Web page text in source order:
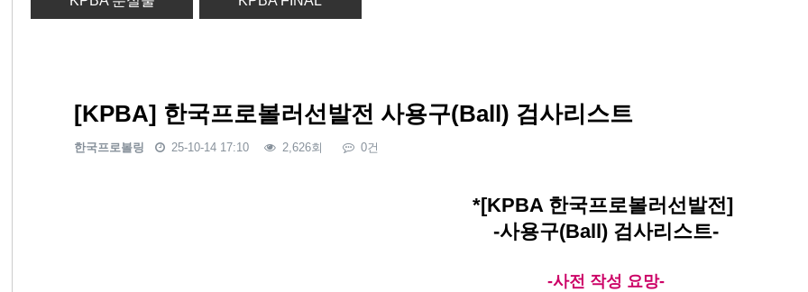
[KPBA] 한국프로볼러선발전 사용구(Ball) 검사리스트
한국프로볼링 25-10-14 17:10 2,626회 0건
*[KPBA 한국프로볼러선발전]
-사용구(Ball) 검사리스트-
-사전 작성 요망-